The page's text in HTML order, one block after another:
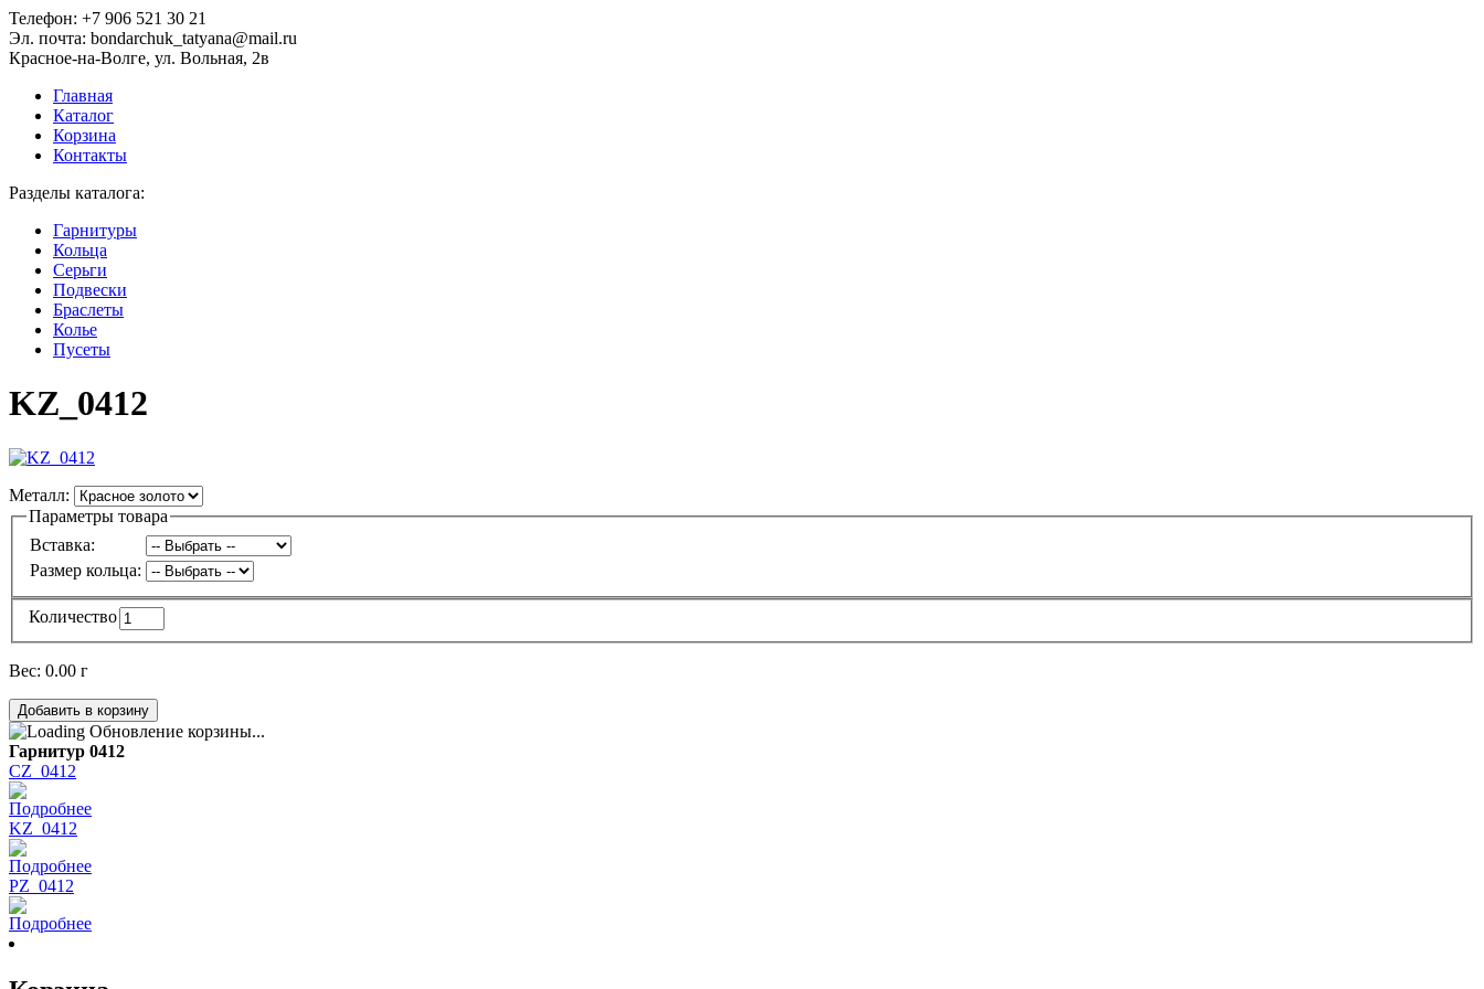
Телефон: +7 906 521 30 21
Эл. почта: bondarchuk_tatyana@mail.ru
Красное-на-Волге, ул. Вольная, 2в
Главная
Каталог
Корзина
Контакты
Разделы каталога:
Гарнитуры
Кольца
Серьги
Подвески
Браслеты
Колье
Пусеты
KZ_0412
Металл:
Параметры товара
Вставка:
Размер кольца:
Количество
Вес: 0.00 г
Обновление корзины...
Гарнитур 0412
CZ_0412
Подробнее
KZ_0412
Подробнее
PZ_0412
Подробнее